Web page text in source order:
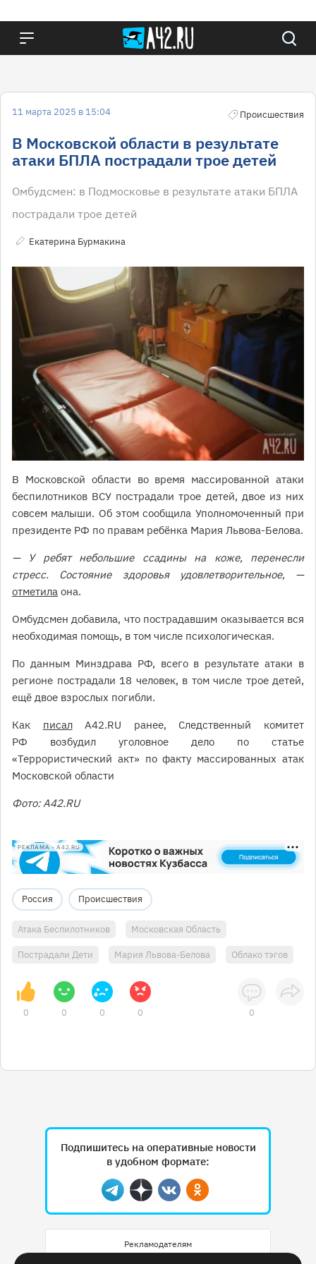
11 марта 2025 в 15:04 Происшествия
В Московской области в результате
атаки БПЛА пострадали трое детей
Омбудсмен: в Подмосковье в результате атаки БПЛА
пострадали трое детей
Екатерина Бурмакина
В Московской области во время массированной атаки
беспилотников ВСУ пострадали трое детей, двое из них
совсем малыши. Об этом сообщила Уполномоченный при
президенте РФ по правам ребёнка Мария Львова-Белова.
— У ребят небольшие ссадины на коже, перенесли
стресс. Состояние здоровья удовлетворительное, —
отметила она.
Омбудсмен добавила, что пострадавшим оказывается вся
необходимая помощь, в том числе психологическая.
По данным Минздрава РФ, всего в результате атаки в
регионе пострадали 18 человек, в том числе трое детей,
ещё двое взрослых погибли.
Как писалА42.RU ранее, Следственный комитет
РФ возбудил уголовное дело по статье
«Террористический акт» по факту массированных атак
Московской области
Фото: А42.RU
РЕКЛАМА • A42.RU
Россия Происшествия
Атака Беспилотников Московская Область
Пострадали Дети Мария Львова-Белова Облако тэгов
0 0 0 0 0
Подпишитесь на оперативные новости
в удобном формате:
Telegram
ДзенВконтактеОдноклассники
Рекламодателям